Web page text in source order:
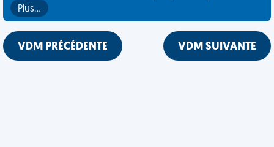
Plus…
VDM PRÉCÉDENTE VDM SUIVANTE